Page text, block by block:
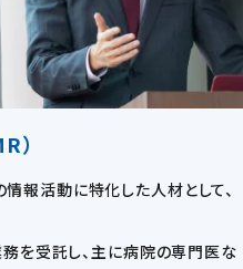
）
報活動に特化した人材として、
を受託し、主に病院の専門医な